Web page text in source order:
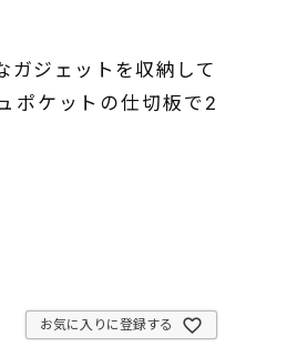
ガジェットを収納して
ポケットの仕切板で2
お気に入りに登録する